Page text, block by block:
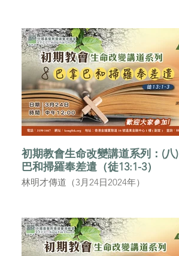
初期教會生命改變講道系列：(八) 巴拿
巴和掃羅奉差遣（徒13:1-3）
林明才傳道（3月24日2024年）